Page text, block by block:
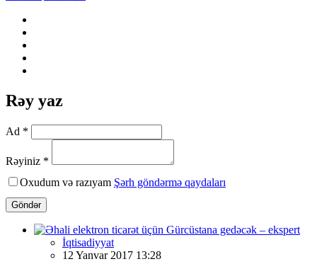
Rəy yaz
Ad *
Rəyiniz *
Oxudum və razıyam Şərh göndərmə qaydaları
Göndər
İqtisadiyyat
12 Yanvar 2017 13:28